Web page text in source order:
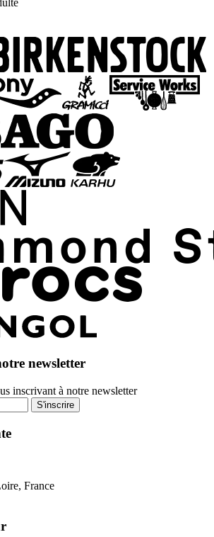
newsletter
inscrivant à notre newsletter
S'inscrire
France